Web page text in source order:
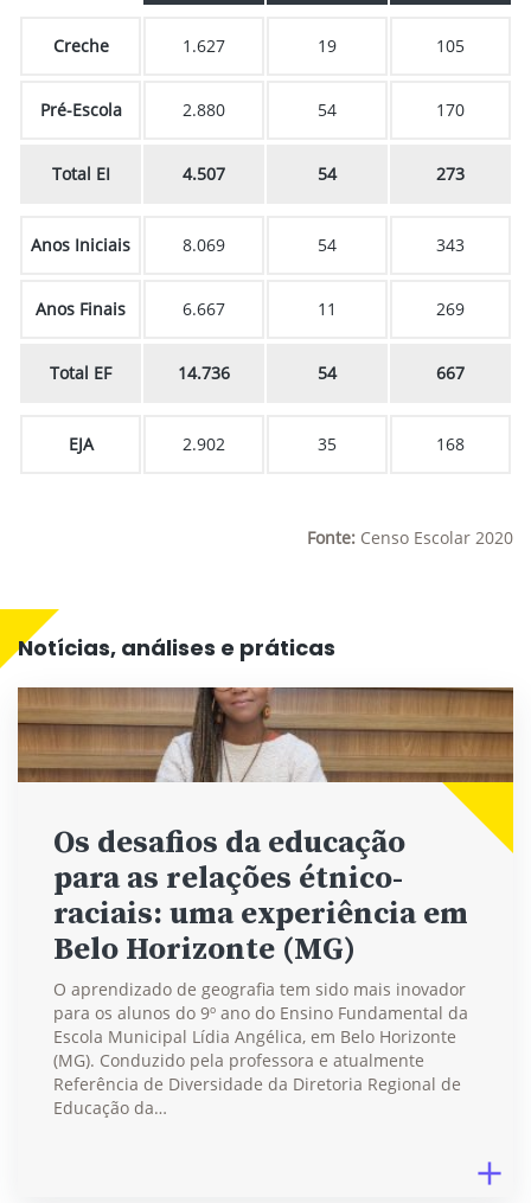
Creche 1.627 19 105
Pré-Escola 2.880 54 170
Total EI 4.507 54 273
Anos Iniciais 8.069 54 343
Anos Finais 6.667 11 269
Total EF 14.736 54 667
EJA 2.902 35 168
Fonte: Censo Escolar 2020
Notícias, análises e práticas
Os desafios da educação
para as relações étnico-
raciais: uma experiência em
Belo Horizonte (MG)
O aprendizado de geografia tem sido mais inovador
para os alunos do 9º ano do Ensino Fundamental da
Escola Municipal Lídia Angélica, em Belo Horizonte
(MG). Conduzido pela professora e atualmente
Referência de Diversidade da Diretoria Regional de
Educação da…